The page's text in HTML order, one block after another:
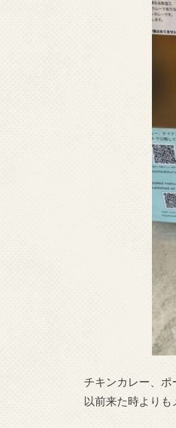
チキンカレー、ポ
以前来た時より